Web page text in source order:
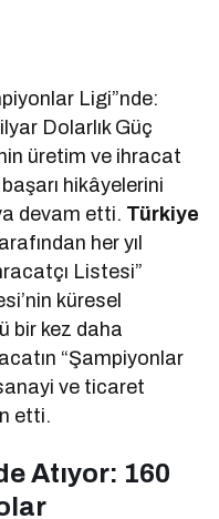
Ligi”nde:
Dolarlık Güç
üretim ve ihracat
hikâyelerini
devam etti. Türkiye
her yıl
Listesi”
küresel
bir kez daha
“Şampiyonlar
ve ticaret
etti.
Atıyor: 160